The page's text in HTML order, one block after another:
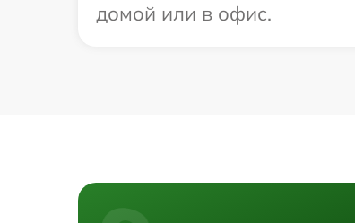
домой или в офис.